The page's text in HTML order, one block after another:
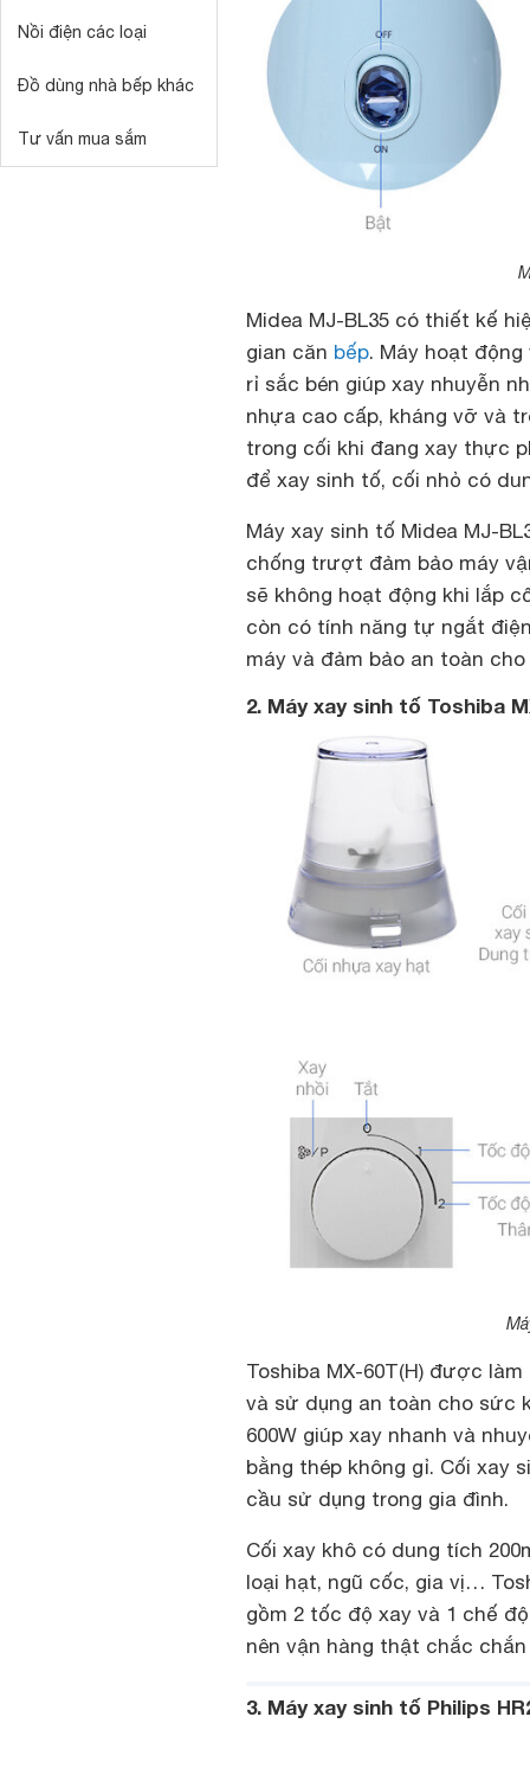
Nồi điện các loại
Đồ dùng nhà bếp khác
Tư vấn mua sắm
Midea MJ-BL35 có thiết kế
gian căn bếp. Máy hoạt
rỉ sắc bén giúp xay nhuyễn
nhựa cao cấp, kháng vỡ và
trong cối khi đang xay thực
để xay sinh tố, cối nhỏ có
Máy xay sinh tố Midea MJ-
chống trượt đảm bảo máy
sẽ không hoạt động khi lắp
còn có tính năng tự ngắt
máy và đảm bảo an toàn
2. Máy xay sinh tố Toshiba
Toshiba MX-60T(H) được
và sử dụng an toàn cho sức
600W giúp xay nhanh và
bằng thép không gỉ. Cối xay
cầu sử dụng trong gia đình.
Cối xay khô có dung tích
loại hạt, ngũ cốc, gia vị…
gồm 2 tốc độ xay và 1 chế
nên vận hàng thật chắc
3. Máy xay sinh tố Philips